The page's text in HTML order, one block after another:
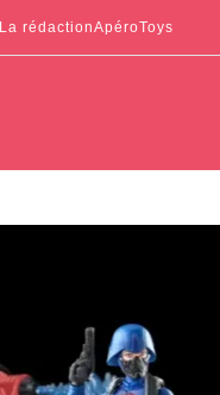
La rédactionApéroToys